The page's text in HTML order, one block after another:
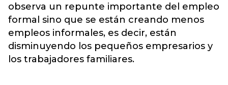
observa un repunte importante del empleo
formal sino que se están creando menos
empleos informales, es decir, están
disminuyendo los pequeños empresarios y
los trabajadores familiares.